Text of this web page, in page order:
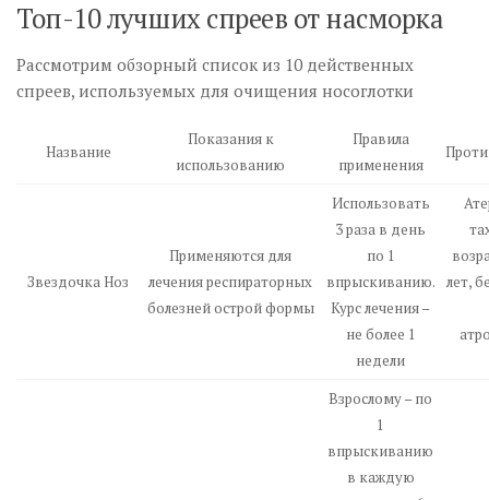
Топ-10 лучших спреев от насморка
Рассмотрим обзорный список из 10 действенных
спреев, используемых для очищения носоглотки
Название
Показания к
использованию
Правила
применения
Звездочка Ноз
Применяются для
лечения респираторных
болезней острой формы
Использовать
3 раза в день
по 1
впрыскиванию.
Курс лечения –
не более 1
недели
лет,
Взрослому – по
1
впрыскиванию
в каждую